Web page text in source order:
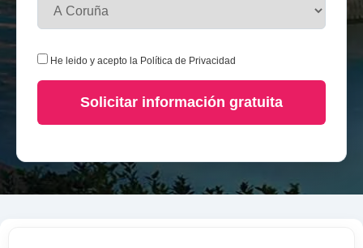
He leido y acepto la Política de Privacidad
Solicitar información gratuita